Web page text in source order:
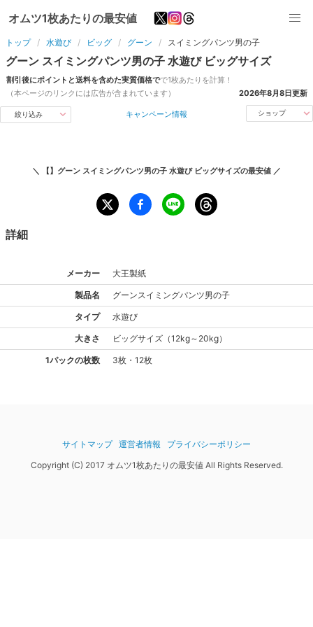
オムツ1枚あたりの最安値
トップ 水遊び ビッグ グーン スイミングパンツ男の子
グーン スイミングパンツ男の子 水遊び ビッグサイズ
割引後にポイントと送料を含めた実質価格でで1枚あたりを計算！
（本ページのリンクには広告が含まれています）
2026年8月8日更新
絞り込み キャンペーン情報 ショップ
＼ 【】グーン スイミングパンツ男の子 水遊び ビッグサイズの最安値 ／
詳細
メーカー 大王製紙
製品名 グーンスイミングパンツ男の子
タイプ 水遊び
大きさ ビッグサイズ （12kg～20kg）
1パックの枚数 3枚・12枚
サイトマップ 運営者情報
プライバシーポリシー
Copyright (C) 2017 オムツ1枚あたりの最安値 All Rights Reserved.